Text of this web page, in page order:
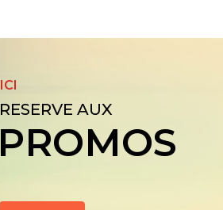
ICI
RESERVE AUX
PROMOS